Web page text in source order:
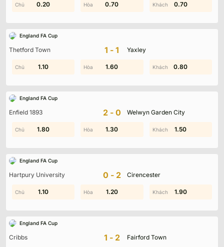
1.00 0.80 1.70
0.20 0.70 0.70
England FA Cup
Thetford Town 1-1 Yaxley
0.50 1.80 0.30
1.10 1.60 0.80
England FA Cup
Enfield 1893 2-0 Welwyn Garden City
1.70 1.40 0.80
1.80 1.30 1.50
England FA Cup
Hartpury University 0-2 Cirencester
0.70 1.40 0.20
1.10 1.20 1.90
England FA Cup
Cribbs 1-2 Fairford Town